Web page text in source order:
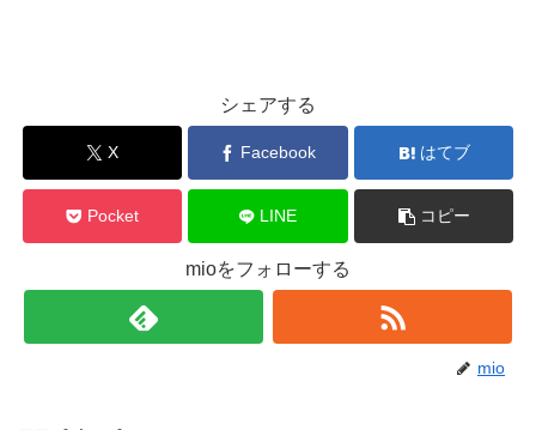
シェアする
X Facebook はてブ
Pocket LINE コピー
mioをフォローする
mio